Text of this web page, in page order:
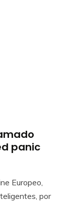
panic
Europeo,
por